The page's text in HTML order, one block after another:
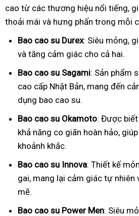
cao từ các thương hiệu nổi tiếng,
thoải mái và hưng phấn trong mỗi
Bao cao su Durex: Siêu mỏng,
và tăng cảm giác cho cả hai.
Bao cao su Sagami: Sản phẩm
cao cấp Nhật Bản, mang đến
dụng bao cao su.
Bao cao su Okamoto: Được
khả năng co giãn hoàn hảo,
khoảnh khắc.
Bao cao su Innova: Thiết kế
gai, mang lại cảm giác tự nhiên
mẽ.
Bao cao su Power Men: Siêu